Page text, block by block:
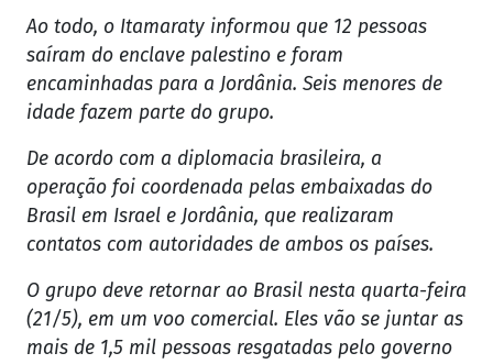
Ao todo, o Itamaraty informou que 12 pessoas
saíram do enclave palestino e foram
encaminhadas para a Jordânia. Seis menores de
idade fazem parte do grupo.
De acordo com a diplomacia brasileira, a
operação foi coordenada pelas embaixadas do
Brasil em Israel e Jordânia, que realizaram
contatos com autoridades de ambos os países.
O grupo deve retornar ao Brasil nesta quarta-feira
(21/5), em um voo comercial. Eles vão se juntar as
mais de 1,5 mil pessoas resgatadas pelo governo